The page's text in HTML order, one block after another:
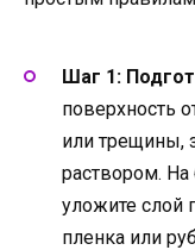
Шаг 1:
поверхность
или трещины,
раствором. На
уложите слой
пленка или